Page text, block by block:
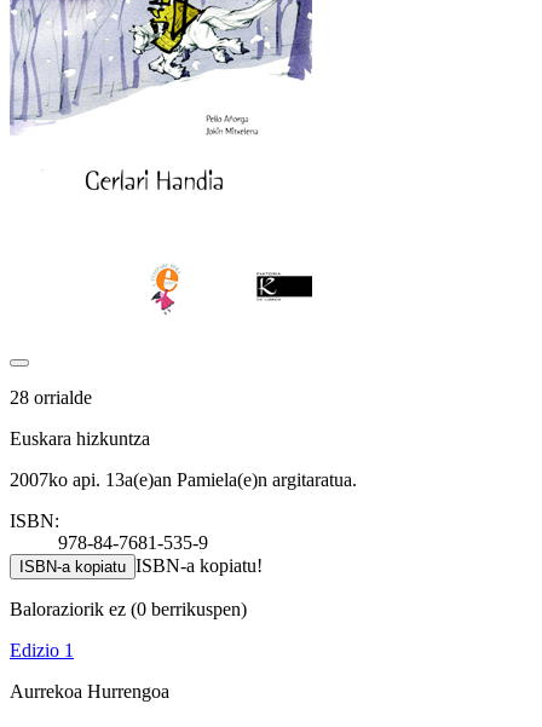
28 orrialde
Euskara hizkuntza
2007ko api. 13a(e)an Pamiela(e)n argitaratua.
ISBN:
978-84-7681-535-9
ISBN-a kopiatu ISBN-a kopiatu!
Baloraziorik ez (0 berrikuspen)
Edizio 1
Aurrekoa Hurrengoa